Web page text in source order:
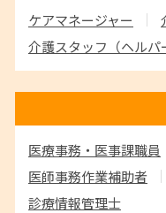
ケアマネージャー
介護スタッフ （ヘルパ
医療事務・医事課職員
医師事務作業補助者
診療情報管理士